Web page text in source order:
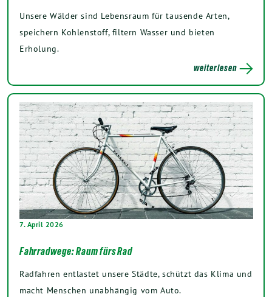
Unsere Wälder sind Lebensraum für tausende Arten,
speichern Kohlenstoff, filtern Wasser und bieten
Erholung.
weiterlesen
7. April 2026
Fahrradwege: Raum fürs Rad
Radfahren entlastet unsere Städte, schützt das Klima und
macht Menschen unabhängig vom Auto.